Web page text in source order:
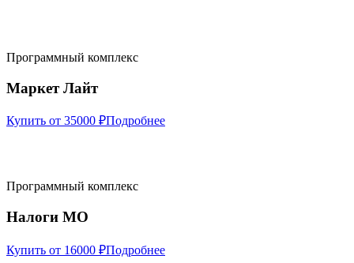
Программный комплекс
Маркет Лайт
Купить от 35000 ₽Подробнее
Программный комплекс
Налоги МО
Купить от 16000 ₽Подробнее